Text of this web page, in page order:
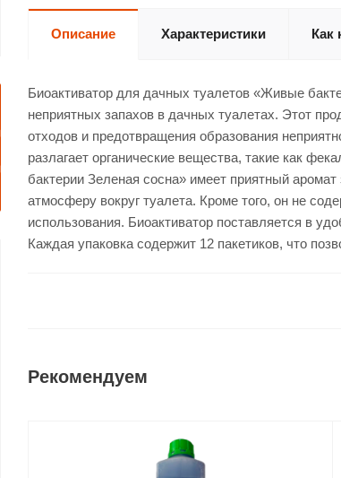
Описание Характеристики Как
Биоактиватор для дачных туалетов «Живые
неприятных запахов в дачных туалетах. Этот
отходов и предотвращения образования
разлагает органические вещества, такие как
бактерии Зеленая сосна» имеет приятный
атмосферу вокруг туалета. Кроме того, он не
использования. Биоактиватор поставляется в
Каждая упаковка содержит 12 пакетиков, что
Рекомендуем